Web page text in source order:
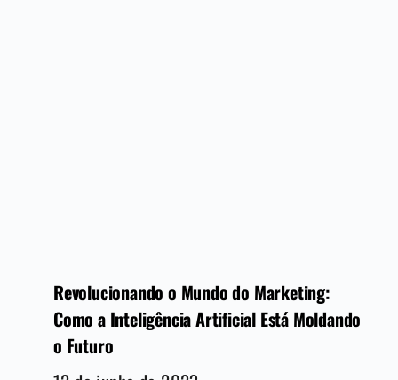
Revolucionando o Mundo do Marketing:
Como a Inteligência Artificial Está Moldando
o Futuro